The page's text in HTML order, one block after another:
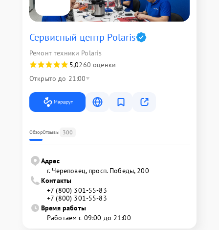
Сервисный центр Polaris
Ремонт техники Polaris
5,0260 оценки
Открыто до 21:00
Маршрут
ОбзорОтзывы 300
Адрес
г. Череповец, просп. Победы, 200
Контакты
+7 (800) 301-55-83
+7 (800) 301-55-83
Время работы
Работаем с 09:00 до 21:00